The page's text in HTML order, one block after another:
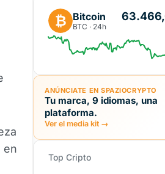
en
₿ Bitcoin
BTC · 24h
ANÚNCIATE EN SPAZIOCRYPTO
Tu marca, 9 idiomas, una
plataforma.
Ver el media kit →
Top Cripto